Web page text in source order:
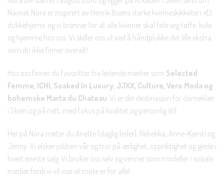
Navnet Nora er inspirert av Henrik Ibsens sterke kvinneskikkelse i «Et
dukkehjem», og vi brenner for at alle kvinner skal føle seg tøffe, kule
og hjemme hos oss. Vi skiller oss ut ved å håndplukke det lille ekstra
som du ikke finner overalt!
Hos oss finner du favoritter fra ledende merker som Selected
Femme, ICHI, Soaked In Luxury, JJXX, Culture, Vero Moda og
bohemske Marta du Chateau . Vi er din destinasjon for dameklær
i Skien og på nett, med fokus på kvalitet og personlig stil.
Her på Nora møter du Anette (daglig leder), Rebekka, Anne-Kjersti og
Jenny. Vi elsker jobben vår og tror på ærlighet, oppriktighet og glede i
hvert eneste salg. Vi bruker oss selv og venner som modeller i sosiale
medier fordi vi vil vise at mote er for alle!